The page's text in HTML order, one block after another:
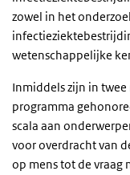
zowel in het
wetenschappelijke
Inmiddels zijn in
programma
scala aan
voor overdracht van
op mens tot de vraag